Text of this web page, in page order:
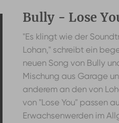
Bully - Lose
"Es klingt wie der
Lohan," schreibt ein
neuen Song von Bully
Mischung aus Garage
anderem an den von
von "Lose You" passen
Erwachsenwerden im